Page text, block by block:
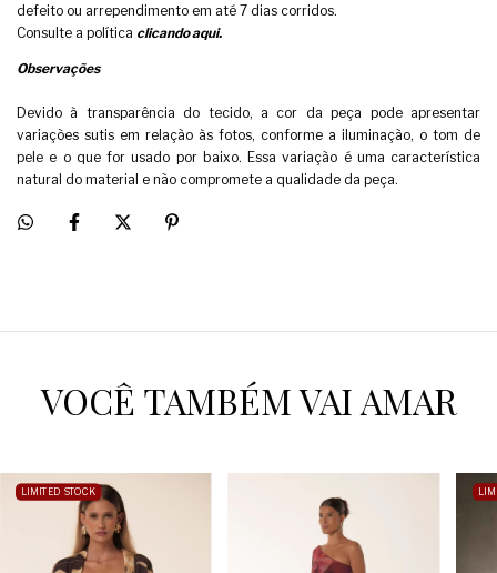
defeito ou arrependimento em até 7 dias corridos.
Consulte a política clicando aqui.
Observações
Devido à transparência do tecido, a cor da peça pode apresentar
variações sutis em relação às fotos, conforme a iluminação, o tom de
pele e o que for usado por baixo. Essa variação é uma característica
natural do material e não compromete a qualidade da peça.
VOCÊ TAMBÉM VAI AMAR
LIMITED STOCK